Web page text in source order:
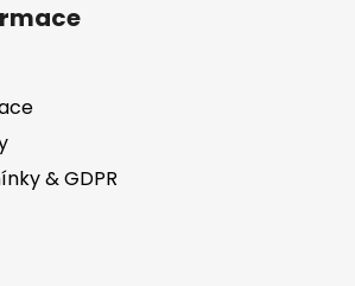
& GDPR